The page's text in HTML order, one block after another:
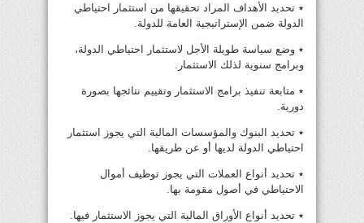
٭ تحديد الأهداف المراد تحقيقها من استثمار احتياطي
الدولة ضمن الإستراتيجية العامة للدولة.
٭ وضع سياسة طويلة الأجل لاستثمار احتياطي الدولة،
وبرامج سنوية لذلك الاستثمار.
٭ متابعة تنفيذ برامج الاستثمار وتقييم نتائجها بصورة
دورية.
٭ تحديد البنوك والمؤسسات المالية التي يجوز استثمار
احتياطي الدولة لديها أو عن طريقها.
٭ تحديد أنواع العملات التي يجوز توظيف أموال
الاحتياطي في أصول مقومة بها.
٭ تحديد أنواع الأوراق المالية التي يجوز الاستثمار فيها.